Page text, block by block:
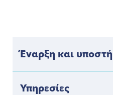
Έναρξη και
Υπηρεσίες